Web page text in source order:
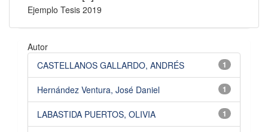
Ejemplo Tesis 2019
Autor
1
CASTELLANOS GALLARDO, ANDRÉS
1
Hernández Ventura, José Daniel
1
LABASTIDA PUERTOS, OLIVIA